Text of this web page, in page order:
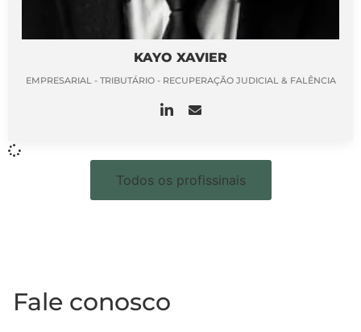
KAYO XAVIER
EMPRESARIAL - TRIBUTÁRIO - RECUPERAÇÃO JUDICIAL & FALÊNCIA
Todos os profissinais
Fale conosco